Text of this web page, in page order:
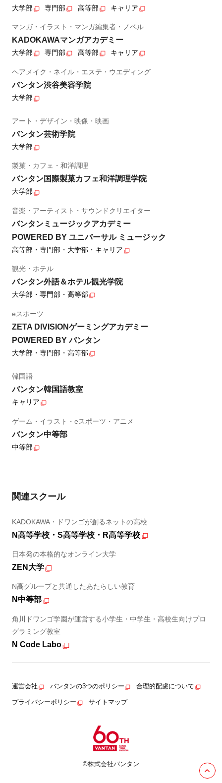
大学部 専門部 高等部 キャリア
マンガ・イラスト・マンガ編集者・ノベル
KADOKAWAマンガアカデミー
大学部 専門部 高等部 キャリア
ヘアメイク・ネイル・エステ・ウエディング
バンタン渋谷美容学院
大学部
アート・デザイン・映像・映画
バンタン芸術学院
大学部
製菓・カフェ・和洋調理
バンタン国際製菓カフェ和洋調理学院
大学部
音楽・アーティスト・サウンドクリエイター
バンタンミュージックアカデミー
POWERED BY ユニバーサル ミュージック
高等部・専門部・大学部・キャリア
観光・ホテル
バンタン外語＆ホテル観光学院
大学部・専門部・高等部
eスポーツ
ZETA DIVISIONゲーミングアカデミー
POWERED BY バンタン
大学部・専門部・高等部
韓国語
バンタン韓国語教室
キャリア
ゲーム・イラスト・eスポーツ・アニメ
バンタン中等部
中等部
関連スクール
KADOKAWA・ドワンゴが創るネットの高校
N高等学校・S高等学校・R高等学校
日本発の本格的なオンライン大学
ZEN大学
N高グループと共通したあたらしい教育
N中等部
角川ドワンゴ学園が運営する小学生・中学生・高校生向けプロ
グラミング教室
N Code Labo
運営会社 バンタンの3つのポリシー 合理的配慮について
プライバシーポリシー サイトマップ
©株式会社バンタン